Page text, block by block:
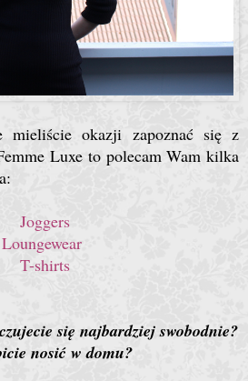
okazji zapoznać się z
Luxe to polecam Wam kilka
Joggers
Loungewear
T-shirts
się najbardziej swobodnie?
nosić w domu?